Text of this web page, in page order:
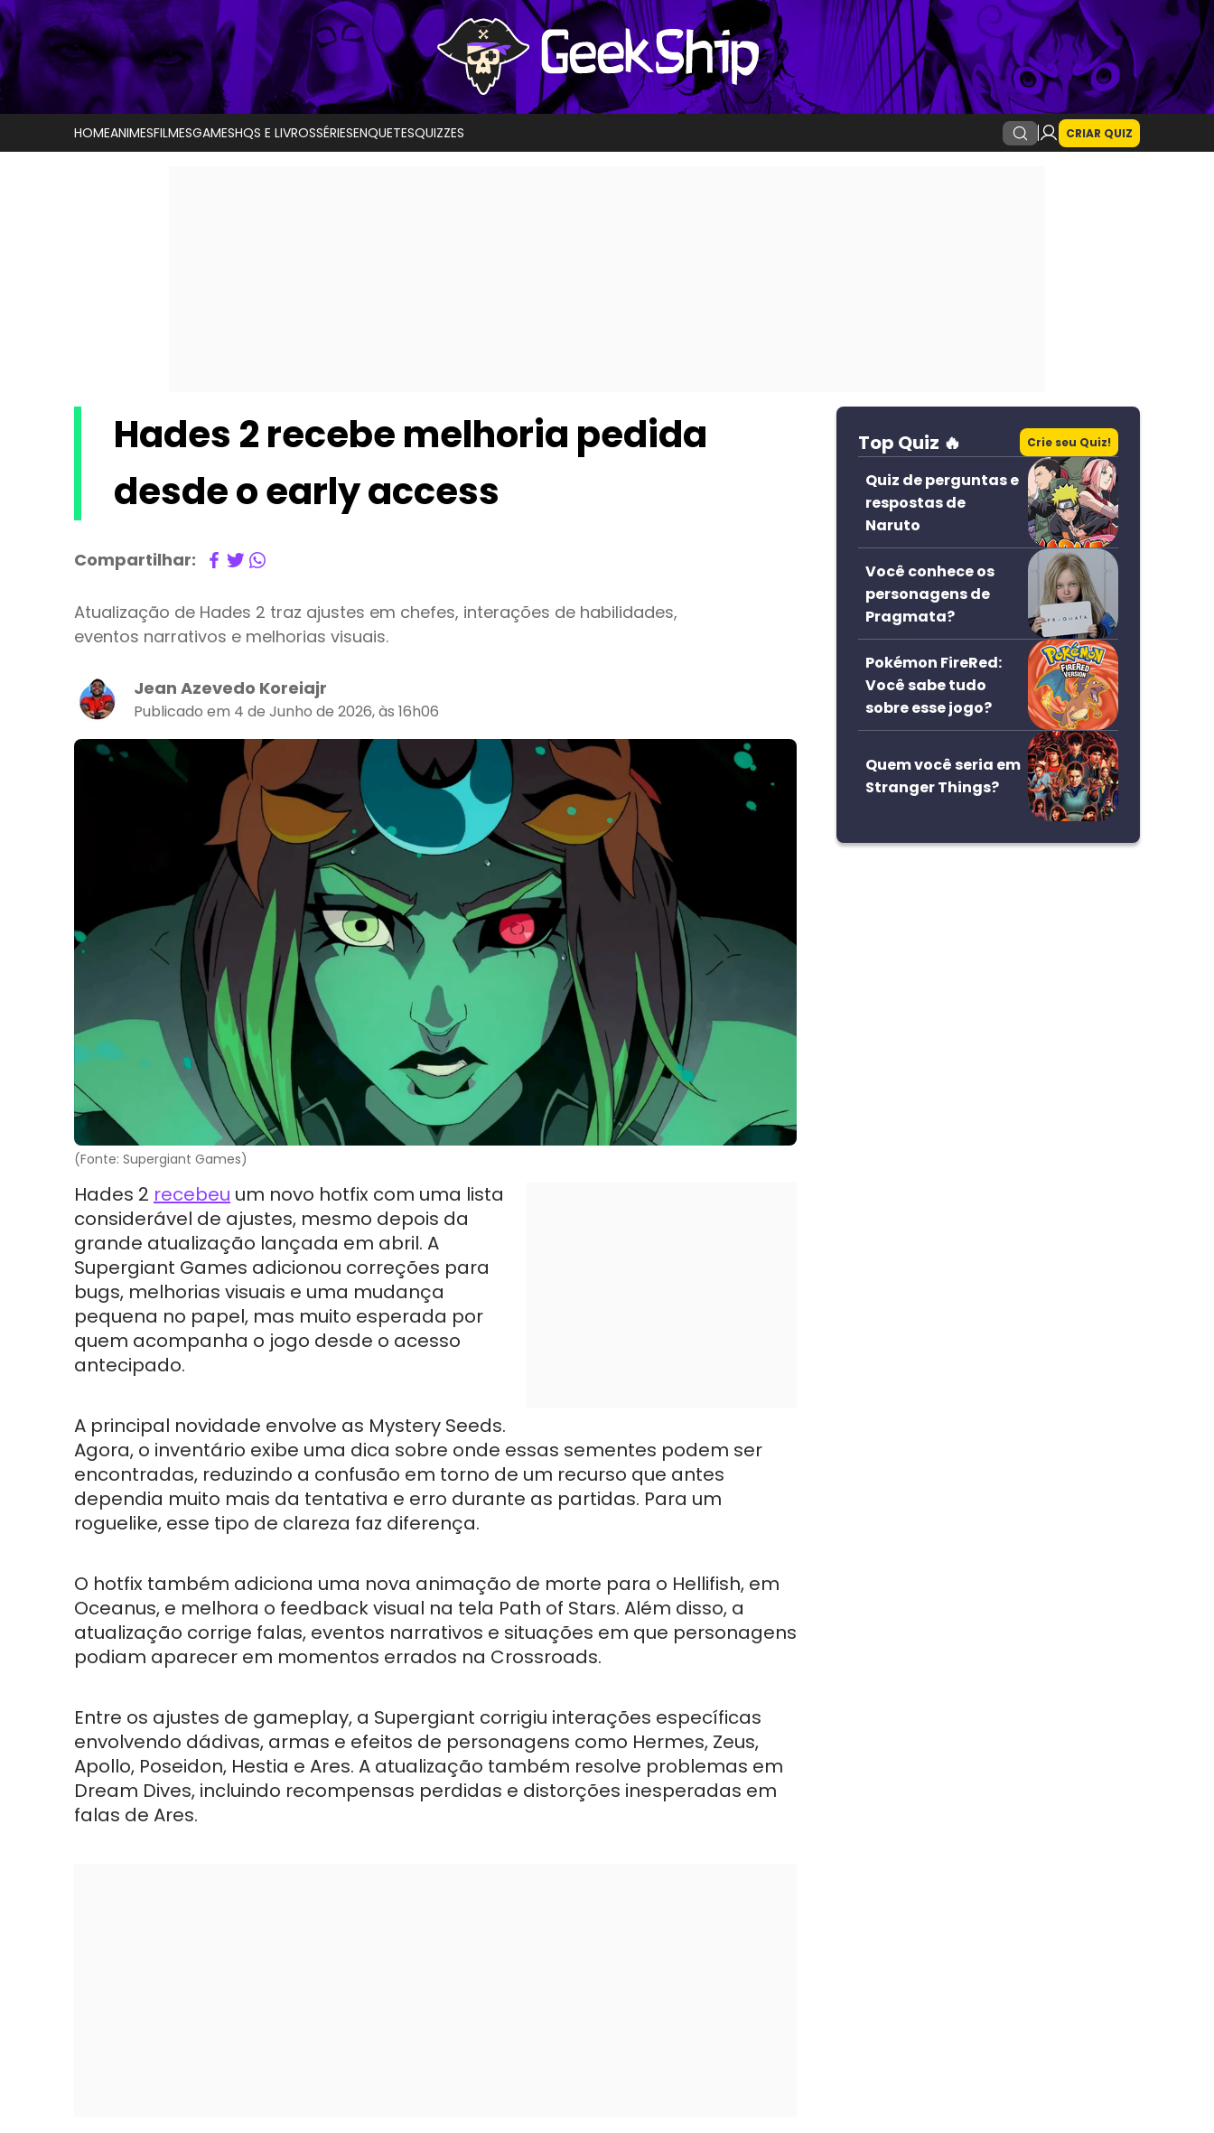
HOMEANIMESFILMESGAMESHQS E LIVROSSÉRIESENQUETESQUIZZES CRIAR QUIZ
Hades 2 recebe melhoria pedida
desde o early access
Compartilhar:
Atualização de Hades 2 traz ajustes em chefes, interações de habilidades,
eventos narrativos e melhorias visuais.
Jean Azevedo Koreiajr
Publicado em 4 de Junho de 2026, às 16h06
(Fonte: Supergiant Games)
Hades 2 recebeu um novo hotfix com uma lista
considerável de ajustes, mesmo depois da
grande atualização lançada em abril. A
Supergiant Games adicionou correções para
bugs, melhorias visuais e uma mudança
pequena no papel, mas muito esperada por
quem acompanha o jogo desde o acesso
antecipado.
A principal novidade envolve as Mystery Seeds.
Agora, o inventário exibe uma dica sobre onde essas sementes podem ser
encontradas, reduzindo a confusão em torno de um recurso que antes
dependia muito mais da tentativa e erro durante as partidas. Para um
roguelike, esse tipo de clareza faz diferença.
O hotfix também adiciona uma nova animação de morte para o Hellifish, em
Oceanus, e melhora o feedback visual na tela Path of Stars. Além disso, a
atualização corrige falas, eventos narrativos e situações em que personagens
podiam aparecer em momentos errados na Crossroads.
Entre os ajustes de gameplay, a Supergiant corrigiu interações específicas
envolvendo dádivas, armas e efeitos de personagens como Hermes, Zeus,
Apollo, Poseidon, Hestia e Ares. A atualização também resolve problemas em
Dream Dives, incluindo recompensas perdidas e distorções inesperadas em
falas de Ares.
Top Quiz 🔥 Crie seu Quiz!
Quiz de perguntas e
respostas de
Naruto
Você conhece os
personagens de
Pragmata?
Pokémon FireRed:
Você sabe tudo
sobre esse jogo?
Quem você seria em
Stranger Things?